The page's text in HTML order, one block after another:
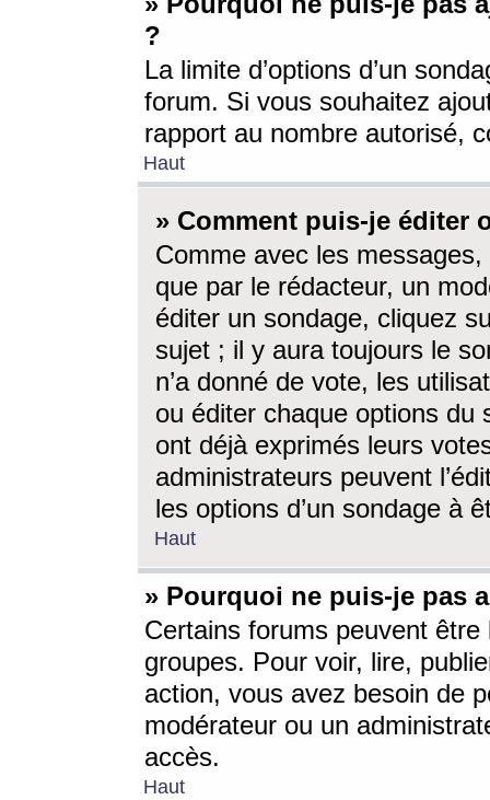
?
La limite d’options d’un
forum. Si vous souhaitez
rapport au nombre autorisé,
Haut
» Comment puis-je éditer
Comme avec les
que par le rédacteur, un
éditer un sondage, cliquez
sujet ; il y aura toujours le
n’a donné de vote, les
ou éditer chaque options du
ont déjà exprimés leurs
administrateurs peuvent
les options d’un sondage à
Haut
» Pourquoi ne puis-je pas
Certains forums peuvent être
groupes. Pour voir, lire,
action, vous avez besoin de
modérateur ou un
accès.
Haut